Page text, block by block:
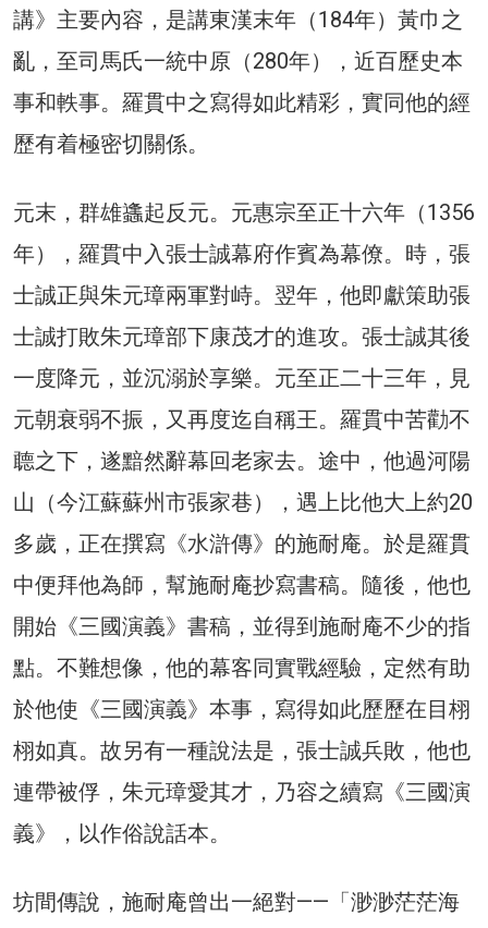
講》主要內容，是講東漢末年（184年）黃巾之
亂，至司馬氏一統中原（280年），近百歷史本
事和軼事。羅貫中之寫得如此精彩，實同他的經
歷有着極密切關係。
元末，群雄蠭起反元。元惠宗至正十六年（1356
年），羅貫中入張士誠幕府作賓為幕僚。時，張
士誠正與朱元璋兩軍對峙。翌年，他即獻策助張
士誠打敗朱元璋部下康茂才的進攻。張士誠其後
一度降元，並沉溺於享樂。元至正二十三年，見
元朝衰弱不振，又再度迄自稱王。羅貫中苦勸不
聼之下，遂黯然辭幕回老家去。途中，他過河陽
山（今江蘇蘇州市張家巷），遇上比他大上約20
多歲，正在撰寫《水滸傳》的施耐庵。於是羅貫
中便拜他為師，幫施耐庵抄寫書稿。隨後，他也
開始《三國演義》書稿，並得到施耐庵不少的指
點。不難想像，他的幕客同實戰經驗，定然有助
於他使《三國演義》本事，寫得如此歷歷在目栩
栩如真。故另有一種說法是，張士誠兵敗，他也
連帶被俘，朱元璋愛其才，乃容之續寫《三國演
義》，以作俗說話本。
坊間傳說，施耐庵曾出一絕對——「渺渺茫茫海